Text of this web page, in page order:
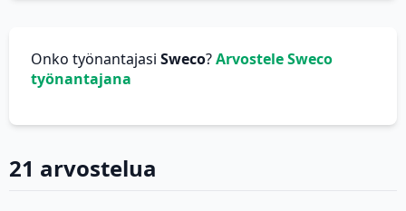
Onko työnantajasi Sweco?Arvostele Sweco
työnantajana
21 arvostelua